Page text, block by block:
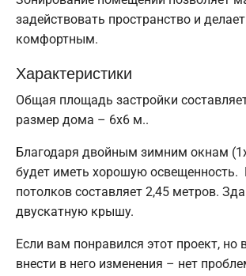
задействовать пространство и
комфортным.
Характеристики
Общая площадь застройки
размер дома – 6х6 м..
Благодаря двойным зимним окнам
будет иметь хорошую освещенность.
потолков составляет 2,45 метров.
двускатную крышу.
Если вам понравился этот проект, но
внести в него изменения – нет